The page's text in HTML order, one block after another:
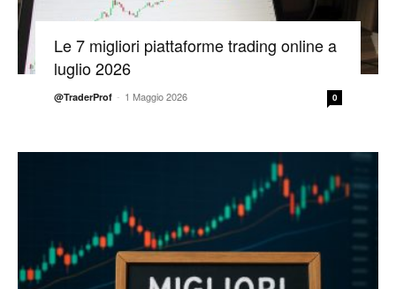
Le 7 migliori piattaforme trading online a
luglio 2026
@TraderProf - 1 Maggio 2026 0